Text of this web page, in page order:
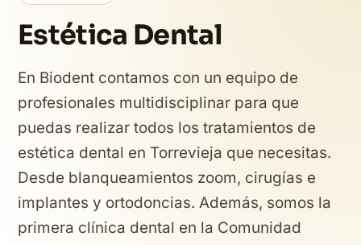
Estética Dental
En Biodent contamos con un equipo de
profesionales multidisciplinar para que
puedas realizar todos los tratamientos de
estética dental en Torrevieja que necesitas.
Desde blanqueamientos zoom, cirugías e
implantes y ortodoncias. Además, somos la
primera clínica dental en la Comunidad